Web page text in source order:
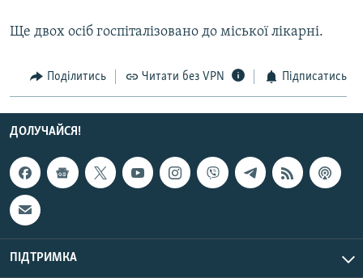
РУС
УКР
КТАТ
ДОЛУЧАЙСЯ!
Ще двох осіб госпіталізовано до міської лікарні.
Поділитись Читати без VPN Підписатись
ДОЛУЧАЙСЯ!
ПІДТРИМКА